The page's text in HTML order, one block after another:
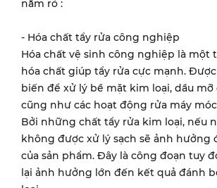
nắm rỏ :
- Hóa chất tẩy rửa công nghiệp
Hóa chất vệ sinh công nghiệp là một
hóa chất giúp tẩy rửa cực mạnh.
biến để xử lý bề mặt kim loại, dầu
cũng như các hoạt động rửa máy
Bởi những chất tẩy rửa kim loại, nếu
không được xử lý sạch sẽ ảnh hưởng
của sản phẩm. Đây là công đoạn tuy
lại ảnh hưởng lớn đến kết quả đánh